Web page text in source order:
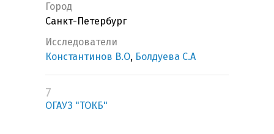
Город
Санкт-Петербург
Исследователи
Константинов В.О, Болдуева С.А
7
ОГАУЗ "ТОКБ"